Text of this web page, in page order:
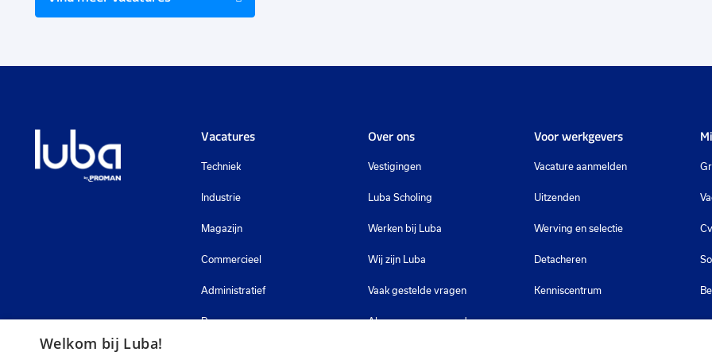
Vacatures
Techniek
Industrie
Magazijn
Commercieel
Administratief
Bouw
Over ons
Vestigingen
Luba Scholing
Werken bij Luba
Wij zijn Luba
Vaak gestelde vragen
Algemene voorwaarden
Voor werkgevers
Vacature aanmelden
Uitzenden
Werving en selectie
Detacheren
Kenniscentrum
Welkom bij Luba!